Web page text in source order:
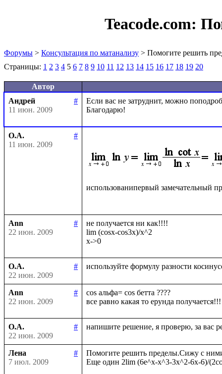
Teacode.com:
Форумы > Консультация по матанализу > Помогите решить
Страницы: 1 2 3 4 5 6 7 8 9 10 11 12 13 14 15 16 17 18 19 20
Автор
Андрей
#
11 июн. 2009
Если вас не затруднит, можно
О.А.
#
11 июн. 2009
использованипервый замечательный
Ann
#
22 июн. 2009
не получается ни как!!!!
lim (cosx-cos3x)/x^2
О.А.
#
22 июн. 2009
Ann
#
22 июн. 2009
cos альфа= cos бетта ????
О.А.
#
22 июн. 2009
Лена
#
7 июл. 2009
Помогите решить пределы.Сижу с